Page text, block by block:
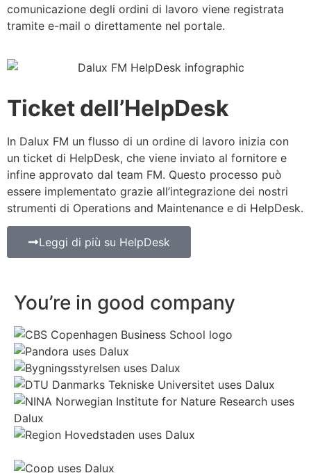
comunicazione degli ordini di lavoro viene registrata
tramite e-mail o direttamente nel portale.
Ticket dell’HelpDesk
In Dalux FM un flusso di un ordine di lavoro inizia con
un ticket di HelpDesk, che viene inviato al fornitore e
infine approvato dal team FM. Questo processo può
essere implementato grazie all’integrazione dei nostri
strumenti di Operations and Maintenance e di HelpDesk.
Leggi di più su HelpDesk
You’re in good company